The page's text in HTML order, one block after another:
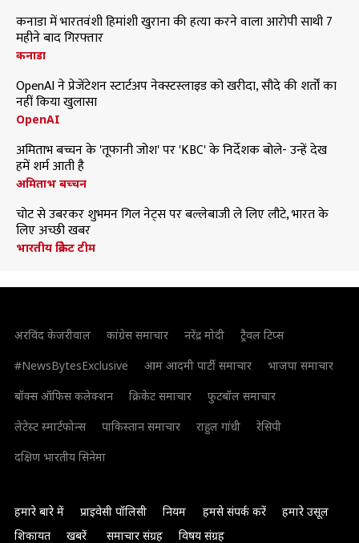
कनाडा में भारतवंशी हिमांशी खुराना की हत्या करने वाला आरोपी साथी 7
महीने बाद गिरफ्तार
कनाडा
OpenAI ने प्रेजेंटेशन स्टार्टअप नेक्स्टस्लाइड को खरीदा, सौदे की शर्तों का
नहीं किया खुलासा
OpenAI
अमिताभ बच्चन के 'तूफानी जोश' पर 'KBC' के निर्देशक बोले- उन्हें देख
हमें शर्म आती है
अमिताभ बच्चन
चोट से उबरकर शुभमन गिल नेट्स पर बल्लेबाजी ले लिए लौटे, भारत के
लिए अच्छी खबर
भारतीय क्रिकेट टीम
अरविंद केजरीवाल कांग्रेस समाचार नरेंद्र मोदी
ट्रैवल टिप्स
#NewsBytesExclusive
आम आदमी पार्टी समाचार
भाजपा समाचार
बॉक्स ऑफिस कलेक्शन
क्रिकेट समाचार
फुटबॉल समाचार
लेटेस्ट स्मार्टफोन्स
पाकिस्तान समाचार राहुल गांधी
रेसिपी
दक्षिण भारतीय सिनेमा
हमारे बारे में प्राइवेसी पॉलिसी नियम हमसे संपर्क करें
हमारे उसूल
शिकायत
खबरें समाचार संग्रह विषय संग्रह